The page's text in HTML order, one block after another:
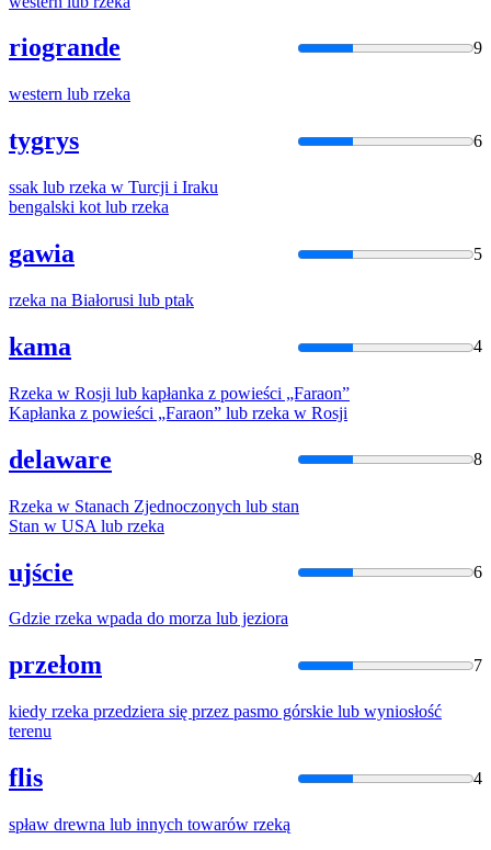
riogrande 9
western lub rzeka
tygrys 6
ssak lub rzeka w Turcji i Iraku
bengalski kot lub rzeka
gawia 5
rzeka na Białorusi lub ptak
kama 4
Rzeka w Rosji lub kapłanka z powieści „Faraon”
Kapłanka z powieści „Faraon” lub rzeka w Rosji
delaware 8
Rzeka w Stanach Zjednoczonych lub stan
Stan w USA lub rzeka
ujście 6
Gdzie rzeka wpada do morza lub jeziora
przełom 7
kiedy rzeka przedziera się przez pasmo górskie lub wyniosłość
terenu
flis 4
spław drewna lub innych towarów rzeką